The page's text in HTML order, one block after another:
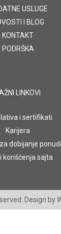
USLUGE
I BLOG
KONTAKT
PODRŠKA
LINKOVI
i sertifikati
Karijera
dobijanje
korišćenja sajta
Design by